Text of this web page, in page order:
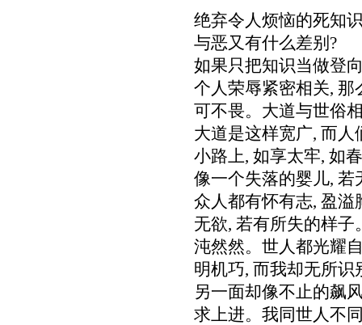
绝弃令人烦恼的死知
与恶又有什么差别?
如果只把知识当做登
个人荣辱紧密相关, 那
可不畏。大道与世俗
大道是这样宽广, 而
小路上, 如享太牢, 如
像一个失落的婴儿, 若
众人都有怀有志, 盈
无欲, 若有所失的样
沌然然。世人都光耀
明机巧, 而我却无所
另一面却像不止的飙
求上进。我同世人不